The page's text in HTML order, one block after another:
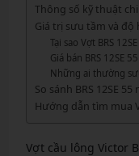
Thông số kỹ thuật chi
Giá trị sưu tầm và độ
Tại sao Vợt BRS
Giá bán BRS 12SE
Những ai thường
So sánh BRS 12SE
Hướng dẫn tìm mua
Vợt cầu lông Victor